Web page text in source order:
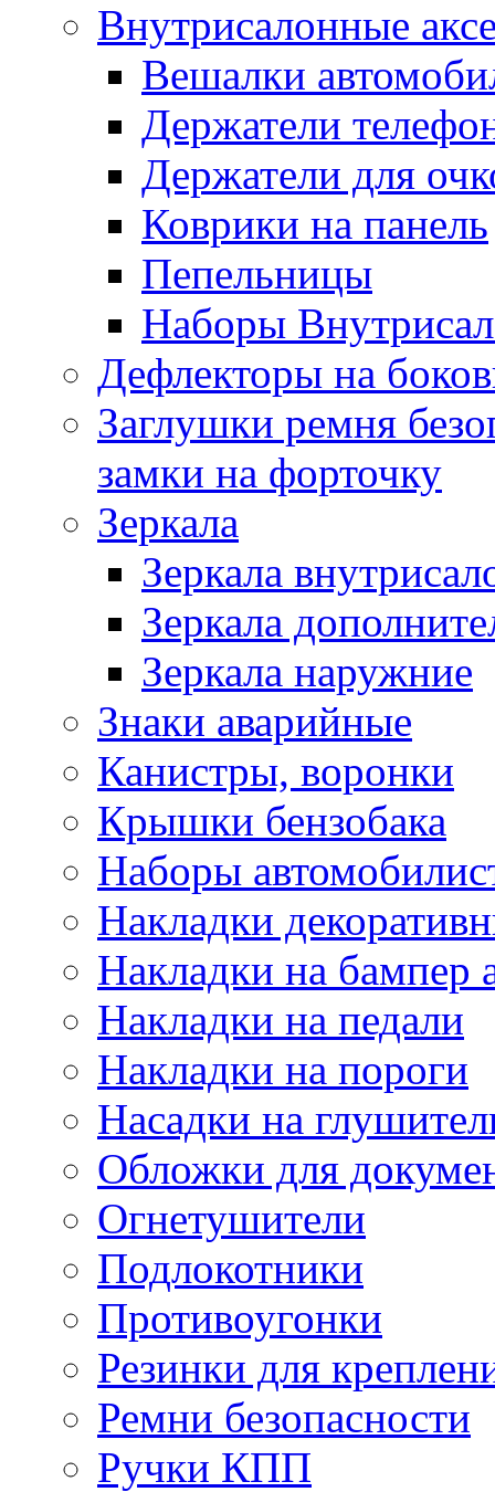
Внутрисалонные
Вешалки
Держатели
Держатели для
Коврики на панель
Пепельницы
Наборы
Дефлекторы на
Заглушки ремня
замки на форточку
Зеркала
Зеркала
Зеркала
Зеркала наружние
Знаки аварийные
Канистры, воронки
Крышки бензобака
Наборы
Накладки
Накладки на бампер
Накладки на педали
Накладки на пороги
Насадки на
Обложки для
Огнетушители
Подлокотники
Противоугонки
Резинки для
Ремни безопасности
Ручки КПП